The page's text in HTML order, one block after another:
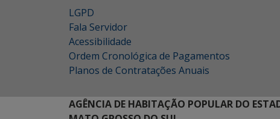
LGPD
Fala Servidor
Acessibilidade
Ordem Cronológica de Pagamentos
Planos de Contratações Anuais
AGÊNCIA DE HABITAÇÃO POPULAR DO